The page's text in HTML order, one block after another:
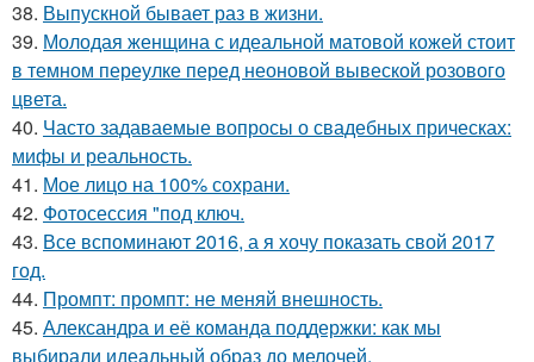
38. Выпускной бывает раз в жизни.
39. Молодая женщина с идеальной матовой кожей стоит
в темном переулке перед неоновой вывеской розового
цвета.
40. Часто задаваемые вопросы о свадебных прическах:
мифы и реальность.
41. Мое лицо на 100% сохрани.
42. Фотосессия "под ключ.
43. Все вспоминают 2016, а я хочу показать свой 2017
год.
44. Промпт: промпт: не меняй внешность.
45. Александра и её команда поддержки: как мы
выбирали идеальный образ до мелочей.